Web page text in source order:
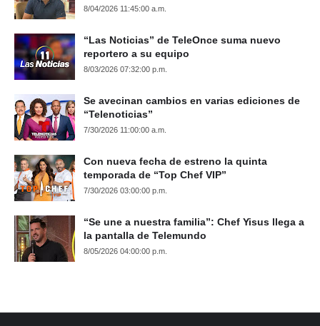
8/04/2026 11:45:00 a.m.
“Las Noticias” de TeleOnce suma nuevo
reportero a su equipo
8/03/2026 07:32:00 p.m.
Se avecinan cambios en varias ediciones de
“Telenoticias”
7/30/2026 11:00:00 a.m.
Con nueva fecha de estreno la quinta
temporada de “Top Chef VIP”
7/30/2026 03:00:00 p.m.
“Se une a nuestra familia”: Chef Yisus llega a
la pantalla de Telemundo
8/05/2026 04:00:00 p.m.